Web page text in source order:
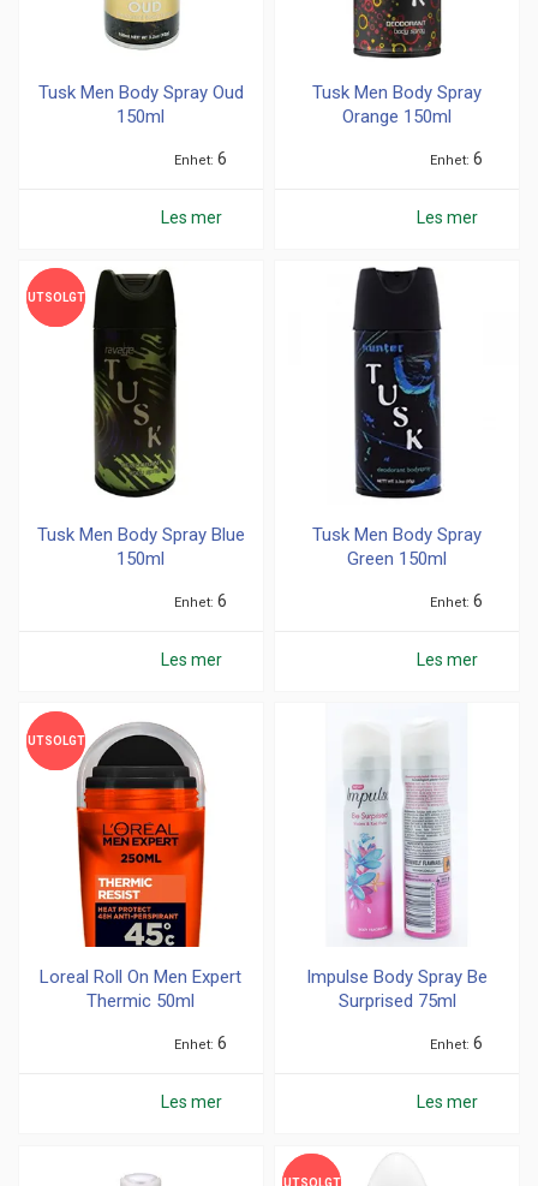
Tusk Men Body Spray Oud
150ml
Enhet 6
Les mer
Tusk Men Body Spray
Orange 150ml
Enhet 6
Les mer
UTSOLGT
UTSOLGT
Tusk Men Body Spray Blue
150ml
Enhet 6
Les mer
Tusk Men Body Spray
Green 150ml
Enhet 6
Les mer
UTSOLGT
UTSOLGT
Loreal Roll On Men Expert
Thermic 50ml
Enhet 6
Les mer
Impulse Body Spray Be
Surprised 75ml
Enhet 6
Les mer
UTSOLGT
UTSOLGT